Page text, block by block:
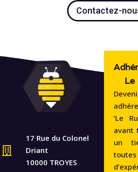
Contactez-
17 Rue du Colonel
Driant
10000 TROYES
Le
‘Le
avant
un